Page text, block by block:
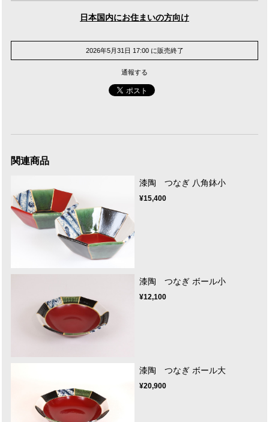
日本国内にお住まいの方向け
2026年5月31日 17:00 に販売終了
通報する
関連商品
漆陶 つなぎ 八角鉢小
¥15,400
漆陶 つなぎ ボール小
¥12,100
漆陶 つなぎ ボール大
¥20,900